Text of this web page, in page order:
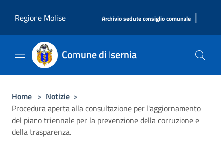
Regione Molise
Archivio sedute consiglio comunale |
Comune di Isernia
Home > Notizie >
Procedura aperta alla consultazione per l'aggiornamento
del piano triennale per la prevenzione della corruzione e
della trasparenza.